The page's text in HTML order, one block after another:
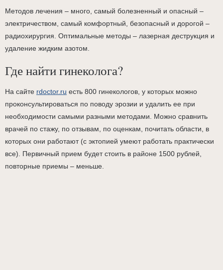
Методов лечения – много, самый болезненный и опасный –
электричеством, самый комфортный, безопасный и дорогой –
радиохирургия. Оптимальные методы – лазерная деструкция и
удаление жидким азотом.
Где найти гинеколога?
На сайте rdoctor.ru есть 800 гинекологов, у которых можно
проконсультироваться по поводу эрозии и удалить ее при
необходимости самыми разными методами. Можно сравнить
врачей по стажу, по отзывам, по оценкам, почитать области, в
которых они работают (с эктопией умеют работать практически
все). Первичный прием будет стоить в районе 1500 рублей,
повторные приемы – меньше.